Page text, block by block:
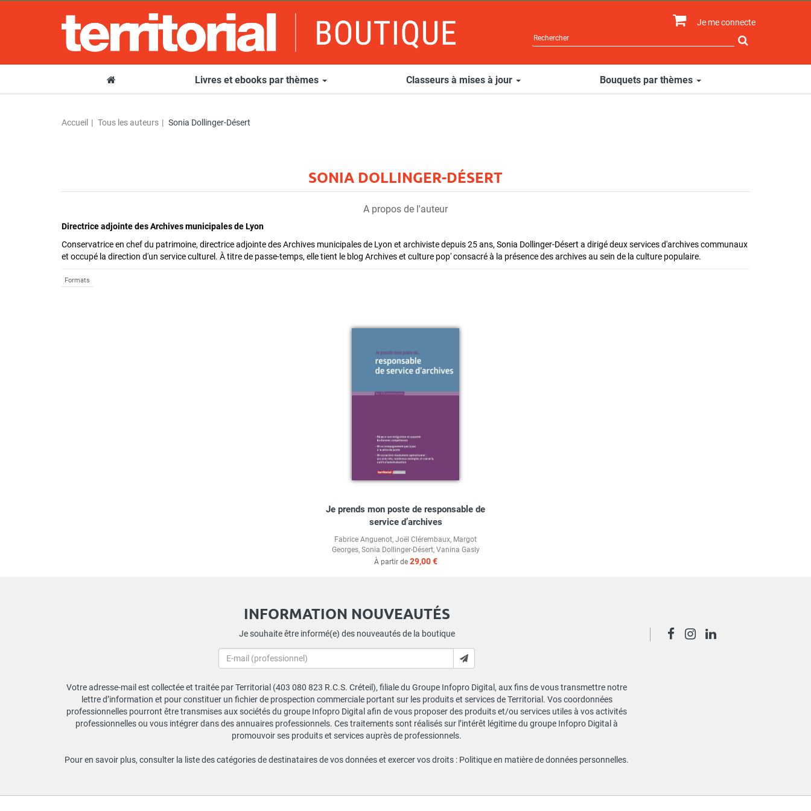
Je me connecte
Livres et ebooks par thèmes Classeurs à mises à jour Bouquets par thèmes
Accueil Tous les auteurs Sonia Dollinger-Désert
SONIA DOLLINGER-DÉSERT
A propos de l'auteur
Directrice adjointe des Archives municipales de Lyon
Conservatrice en chef du patrimoine, directrice adjointe des Archives municipales de Lyon et archiviste depuis 25 ans, Sonia Dollinger-Désert a dirigé deux services d'archives communaux
et occupé la direction d'un service culturel. À titre de passe-temps, elle tient le blog Archives et culture pop' consacré à la présence des archives au sein de la culture populaire.
Formats
Je prends mon poste de responsable de
service d’archives
Fabrice Anguenot, Joël Clérembaux, Margot
Georges, Sonia Dollinger-Désert, Vanina Gasly
À partir de 29,00 €
INFORMATION NOUVEAUTÉS
Je souhaite être informé(e) des nouveautés de la boutique
Votre adresse-mail est collectée et traitée par Territorial (403 080 823 R.C.S. Créteil), filiale du Groupe Infopro Digital, aux fins de vous transmettre notre
lettre d’information et pour constituer un fichier de prospection commerciale portant sur les produits et services de Territorial. Vos coordonnées
professionnelles pourront être transmises aux sociétés du groupe Infopro Digital afin de vous proposer des produits et/ou services utiles à vos activités
professionnelles ou vous intégrer dans des annuaires professionnels. Ces traitements sont réalisés sur l’intérêt légitime du groupe Infopro Digital à
promouvoir ses produits et services auprès de professionnels.
Pour en savoir plus, consulter la liste des catégories de destinataires de vos données et exercer vos droits : Politique en matière de données personnelles.